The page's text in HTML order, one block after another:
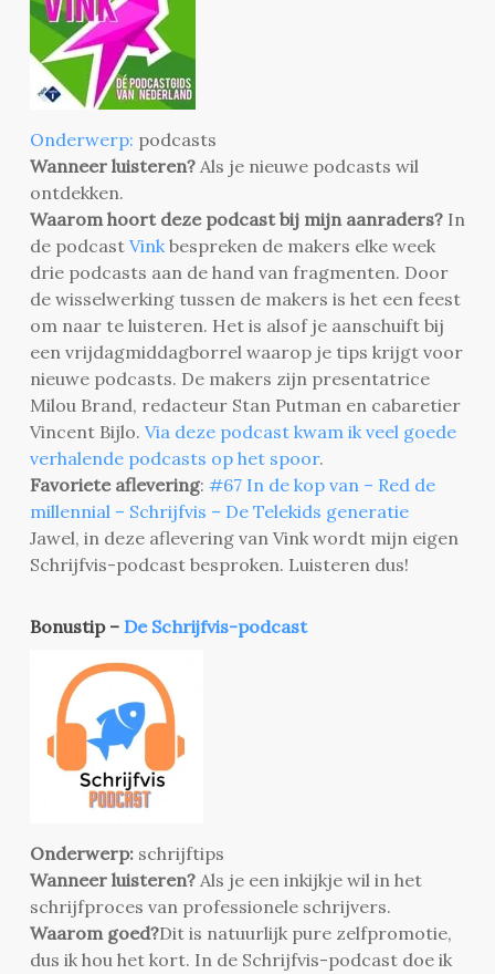
Onderwerp: podcasts
Wanneer luisteren?Als je nieuwe podcasts wil
ontdekken.
Waarom hoort deze podcast bij mijn aanraders? In
de podcast Vinkbespreken de makers elke week
drie podcasts aan de hand van fragmenten. Door
de wisselwerking tussen de makers is het een feest
om naar te luisteren. Het is alsof je aanschuift bij
een vrijdagmiddagborrel waarop je tips krijgt voor
nieuwe podcasts. De makers zijn presentatrice
Milou Brand, redacteur Stan Putman en cabaretier
Vincent Bijlo. Via deze podcast kwam ik veel goede
verhalende podcasts op het spoor.
Favoriete aflevering: #67 In de kop van – Red de
millennial – Schrijfvis – De Telekids generatie
Jawel, in deze aflevering van Vink wordt mijn eigen
Schrijfvis-podcast besproken. Luisteren dus!
Bonustip – De Schrijfvis-podcast
Onderwerp:schrijftips
Wanneer luisteren?Als je een inkijkje wil in het
schrijfproces van professionele schrijvers.
Waarom goed?Dit is natuurlijk pure zelfpromotie,
dus ik hou het kort. In de Schrijfvis-podcast doe ik